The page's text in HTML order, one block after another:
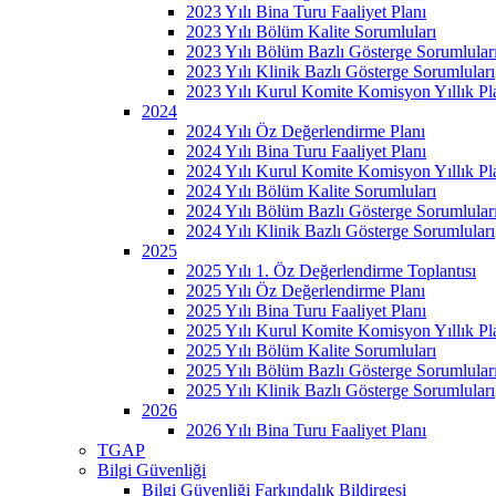
2023 Yılı Bina Turu Faaliyet Planı
2023 Yılı Bölüm Kalite Sorumluları
2023 Yılı Bölüm Bazlı Gösterge Sorumluları
2023 Yılı Klinik Bazlı Gösterge Sorumluları
2023 Yılı Kurul Komite Komisyon Yıllık
2024
2024 Yılı Öz Değerlendirme Planı
2024 Yılı Bina Turu Faaliyet Planı
2024 Yılı Kurul Komite Komisyon Yıllık
2024 Yılı Bölüm Kalite Sorumluları
2024 Yılı Bölüm Bazlı Gösterge Sorumluları
2024 Yılı Klinik Bazlı Gösterge Sorumluları
2025
2025 Yılı 1. Öz Değerlendirme Toplantısı
2025 Yılı Öz Değerlendirme Planı
2025 Yılı Bina Turu Faaliyet Planı
2025 Yılı Kurul Komite Komisyon Yıllık
2025 Yılı Bölüm Kalite Sorumluları
2025 Yılı Bölüm Bazlı Gösterge Sorumluları
2025 Yılı Klinik Bazlı Gösterge Sorumluları
2026
2026 Yılı Bina Turu Faaliyet Planı
TGAP
Bilgi Güvenliği
Bilgi Güvenliği Farkındalık Bildirgesi